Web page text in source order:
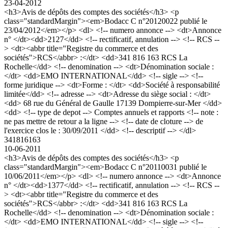
23-04-2012
<h3>Avis de dépôts des comptes des sociétés</h3> <p
class="standardMargin"><em>Bodacc C n°20120022 publié le
23/04/2012</em></p> <dl> <!-- numero annonce --> <dt>Annonce
n° </dt><dd>2127</dd> <!-- rectificatif, annulation --> <!-- RCS --
> <dt><abbr title="Registre du commerce et des
sociétés">RCS</abbr> :</dt> <dd>341 816 163 RCS La
Rochelle</dd> <!-- denomination --> <dt>Dénomination sociale :
</dt> <dd>EMO INTERNATIONAL</dd> <!-- sigle --> <!--
forme juridique --> <dt>Forme : </dt> <dd>Société à responsabilité
limitée</dd> <!-- adresse --> <dt>Adresse du siège social : </dt>
<dd> 68 rue du Général de Gaulle 17139 Dompierre-sur-Mer </dd>
<dd> <!-- type de depot --> Comptes annuels et rapports <!-- note :
ne pas mettre de retour a la ligne --> <!-- date de cloture --> de
l'exercice clos le : 30/09/2011 </dd> <!-- descriptif --> </dl>
341816163
10-06-2011
<h3>Avis de dépôts des comptes des sociétés</h3> <p
class="standardMargin"><em>Bodacc C n°20110031 publié le
10/06/2011</em></p> <dl> <!-- numero annonce --> <dt>Annonce
n° </dt><dd>1377</dd> <!-- rectificatif, annulation --> <!-- RCS --
> <dt><abbr title="Registre du commerce et des
sociétés">RCS</abbr> :</dt> <dd>341 816 163 RCS La
Rochelle</dd> <!-- denomination --> <dt>Dénomination sociale :
</dt> <dd>EMO INTERNATIONAL</dd> <!-- sigle --> <!--